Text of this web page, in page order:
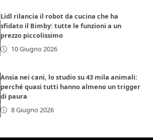
Lidl rilancia il robot da cucina che ha
sfidato il Bimby: tutte le funzioni a un
prezzo piccolissimo
10 Giugno 2026
Ansia nei cani, lo studio su 43 mila animali:
perché quasi tutti hanno almeno un trigger
di paura
8 Giugno 2026